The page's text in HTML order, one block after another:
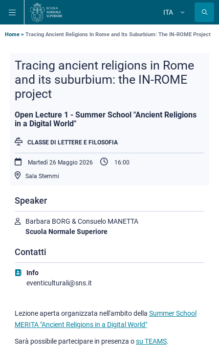
alla
navigazione
principale
contenuto
principale
alla
ricerca
principale
ITA
Briciole
pane
Home Tracing Ancient Religions In Rome and Its Suburbium: The IN-ROME Project
Tracing ancient religions in Rome
and its suburbium: the IN-ROME
project
Open Lecture 1 - Summer School "Ancient Religions
in a Digital World"
CLASSE DI LETTERE E FILOSOFIA
Martedì 26 Maggio 2026
16:00
Sala Stemmi
Speaker
Barbara BORG & Consuelo MANETTA
Scuola Normale Superiore
Contatti
Info
eventiculturali@sns.it
Lezione aperta organizzata nell'ambito della Summer School
MERITA "Ancient Religions in a Digital World"
Sarà possibile partecipare in presenza osu TEAMS.